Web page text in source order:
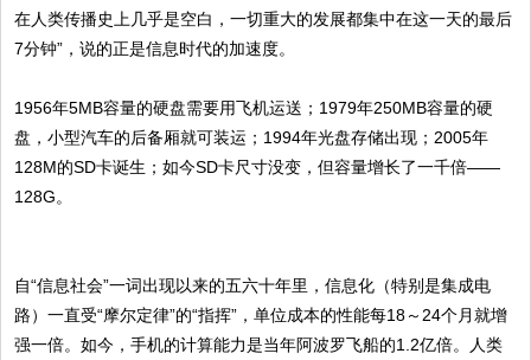
在人类传播史上几乎是空白，一切重大的发展都集中在这一天的最后
7分钟”，说的正是信息时代的加速度。
1956年5MB容量的硬盘需要用飞机运送；1979年250MB容量的硬
盘，小型汽车的后备厢就可装运；1994年光盘存储出现；2005年
128M的SD卡诞生；如今SD卡尺寸没变，但容量增长了一千倍——
128G。
自“信息社会”一词出现以来的五六十年里，信息化（特别是集成电
路）一直受“摩尔定律”的“指挥”，单位成本的性能每18～24个月就增
强一倍。如今，手机的计算能力是当年阿波罗飞船的1.2亿倍。人类